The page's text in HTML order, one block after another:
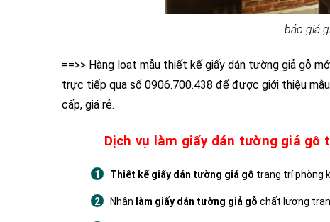
báo giá
==>> Hàng loạt mẫu thiết kế giấy dán tường giả gỗ
trực tiếp qua số 0906.700.438 để được giới thiệu
cấp, giá rẻ.
Dịch vụ làm giấy dán tường giả gỗ
Thiết kế giấy dán tường giả gỗ trang trí phòng
Nhận làm giấy dán tường giả gỗ chất lượng